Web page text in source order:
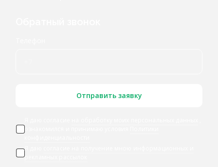
Отправить заявку
ознакомился и принимаю условия
Я даю
рекламных рассылок